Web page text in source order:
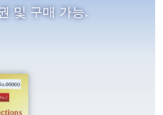
및 구매 가능.